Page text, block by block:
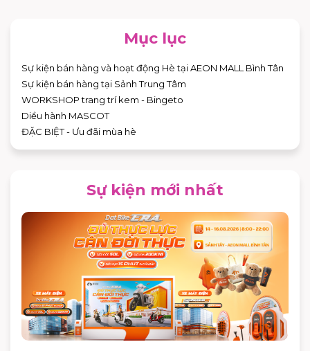
Mục lục
Sự kiện bán hàng và hoạt động Hè tại AEON MALL Bình Tân
Sự kiện bán hàng tại Sảnh Trung Tâm
WORKSHOP trang trí kem - Bingeto
Diều hành MASCOT
ĐẶC BIỆT - Ưu đãi mùa hè
Sự kiện mới nhất